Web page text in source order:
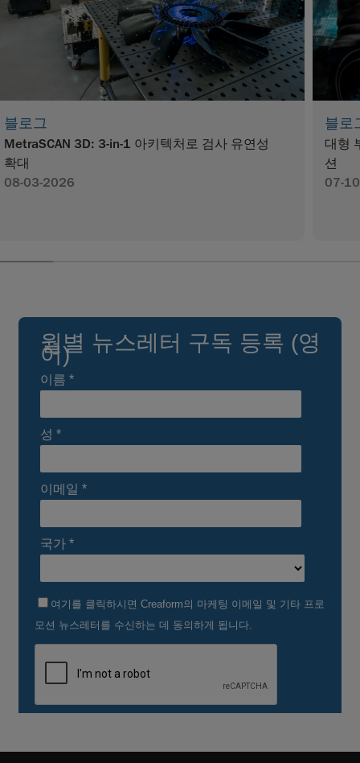
블로그
MetraSCAN 3D: 3-in-1 아키텍처로 검사 유연성
확대
08-03-2026
블로
대형
션
07-